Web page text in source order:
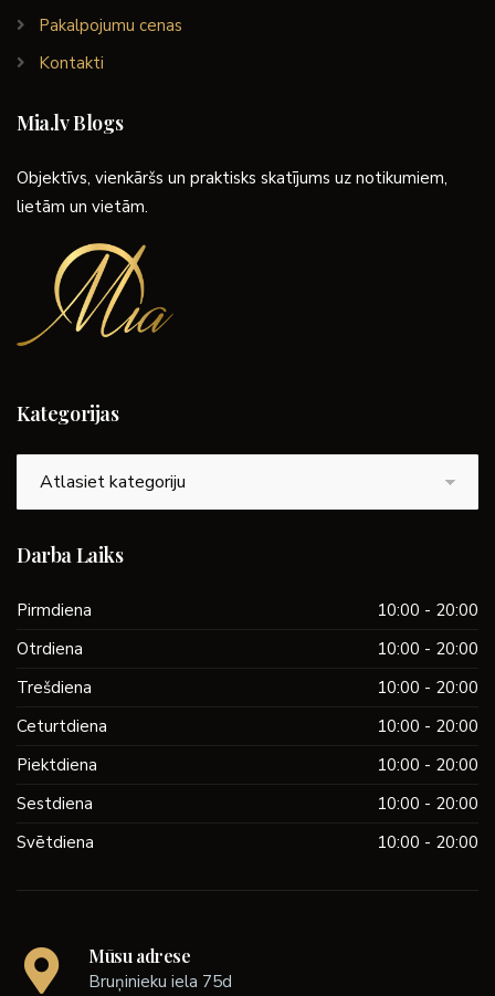
Pakalpojumu cenas
Kontakti
Mia.lv Blogs
Objektīvs, vienkāršs un praktisks skatījums uz notikumiem,
lietām un vietām.
Kategorijas
Darba Laiks
Pirmdiena
10:00 - 20:00
Otrdiena
10:00 - 20:00
Trešdiena
10:00 - 20:00
Ceturtdiena
10:00 - 20:00
Piektdiena
10:00 - 20:00
Sestdiena
10:00 - 20:00
Svētdiena
10:00 - 20:00
Mūsu adrese
Bruņinieku iela 75d